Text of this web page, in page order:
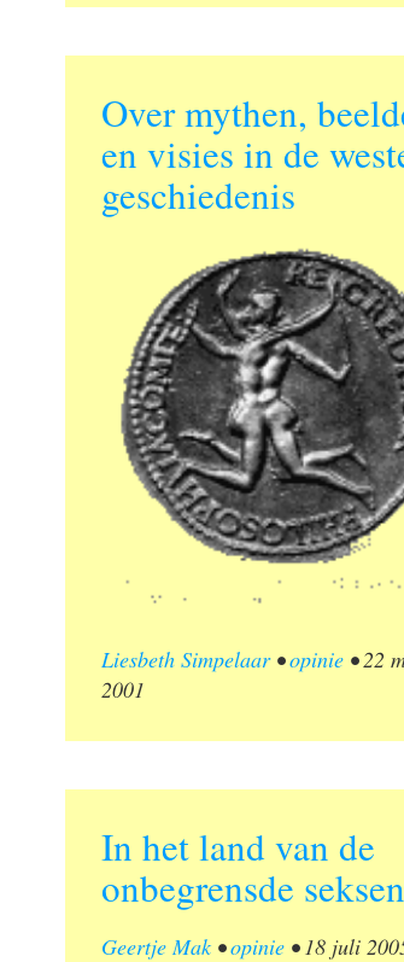
Over mythen,
en visies in de
geschiedenis
Liesbeth Simpelaar•opinie •22
2001
In het land van de
onbegrensde
Geertje Mak•opinie •18 juli